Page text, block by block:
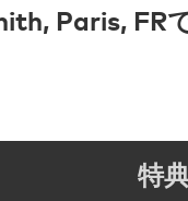
Paris, FR
特